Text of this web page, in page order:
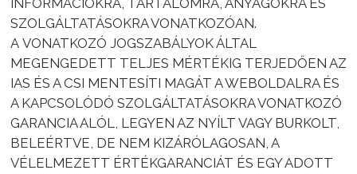
INFORMÁCIÓKRA, TARTALOMRA, ANYAGOKRA ÉS
SZOLGÁLTATÁSOKRA VONATKOZÓAN.
A VONATKOZÓ JOGSZABÁLYOK ÁLTAL
MEGENGEDETT TELJES MÉRTÉKIG TERJEDŐEN AZ
IAS ÉS A CSI MENTESÍTI MAGÁT A WEBOLDALRA ÉS
A KAPCSOLÓDÓ SZOLGÁLTATÁSOKRA VONATKOZÓ
GARANCIA ALÓL, LEGYEN AZ NYÍLT VAGY BURKOLT,
BELEÉRTVE, DE NEM KIZÁRÓLAGOSAN, A
VÉLELMEZETT ÉRTÉKGARANCIÁT ÉS EGY ADOTT